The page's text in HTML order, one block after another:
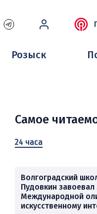
Розыск
Самое
24 часа
Волгоградский
Пудовкин завоевал
Международной
искусственному